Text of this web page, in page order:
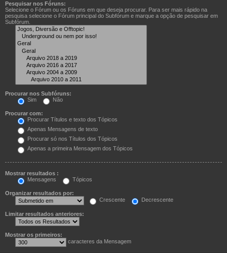
Pesquisar nos Fóruns:
Selecione o Fórum ou os Fóruns em que deseja procurar. Para ser mais rápido na
pesquisa selecione o Fórum principal do Subfórum e marque a opção de pesquisar em
Subfórum.
Procurar nos Subfóruns:
Sim
Não
Procurar com:
Procurar Títulos e texto dos Tópicos
Apenas Mensagens de texto
Procurar só nos Títulos dos Tópicos
Apenas a primeira Mensagem dos Tópicos
Mostrar resultados :
Mensagens
Tópicos
Organizar resultados por:
Crescente
Decrescente
Limitar resultados anteriores:
Mostrar os primeiros:
caracteres da Mensagem